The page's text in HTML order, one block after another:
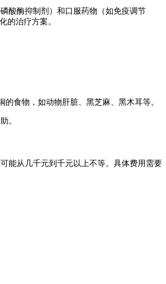
酸酶抑制剂）和口服药物（如免疫调节
的治疗方案。
食物，如动物肝脏、黑芝麻、黑木耳等。
。
能从几千元到千元以上不等。具体费用需要